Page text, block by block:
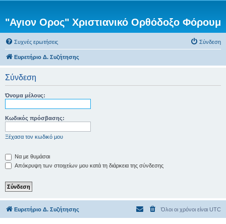
"Αγιον Ορος" Χριστιανικό Ορθόδοξο Φόρουμ
Συχνές ερωτήσεις Σύνδεση
Ευρετήριο Δ. Συζήτησης
Σύνδεση
Όνομα μέλους:
Κωδικός πρόσβασης:
Ξέχασα τον κωδικό μου
Να με θυμάσαι
Απόκρυψη των στοιχείων μου κατά τη διάρκεια της σύνδεσης
Ευρετήριο Δ. Συζήτησης Όλοι οι χρόνοι είναι UTC